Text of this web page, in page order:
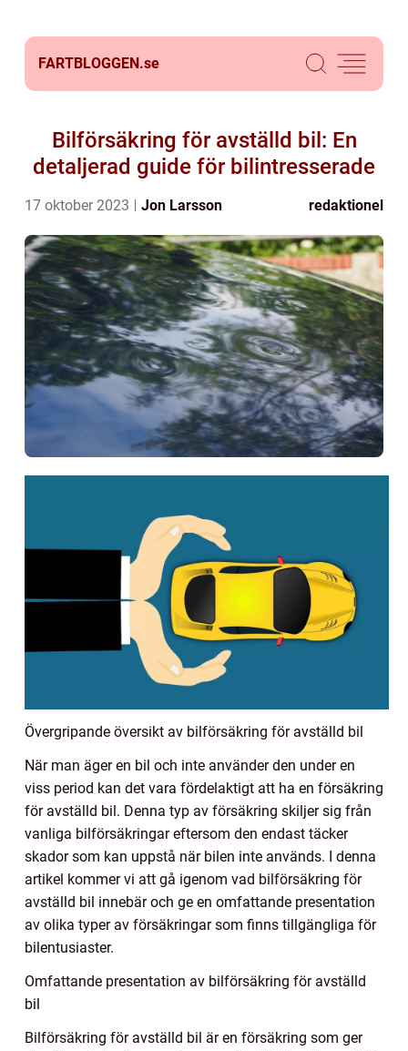
FARTBLOGGEN.se
Bilförsäkring för avställd bil: En
detaljerad guide för bilintresserade
17 oktober 2023 Jon Larsson redaktionel
Övergripande översikt av bilförsäkring för avställd bil
När man äger en bil och inte använder den under en
viss period kan det vara fördelaktigt att ha en försäkring
för avställd bil. Denna typ av försäkring skiljer sig från
vanliga bilförsäkringar eftersom den endast täcker
skador som kan uppstå när bilen inte används. I denna
artikel kommer vi att gå igenom vad bilförsäkring för
avställd bil innebär och ge en omfattande presentation
av olika typer av försäkringar som finns tillgängliga för
bilentusiaster.
Omfattande presentation av bilförsäkring för avställd
bil
Bilförsäkring för avställd bil är en försäkring som ger